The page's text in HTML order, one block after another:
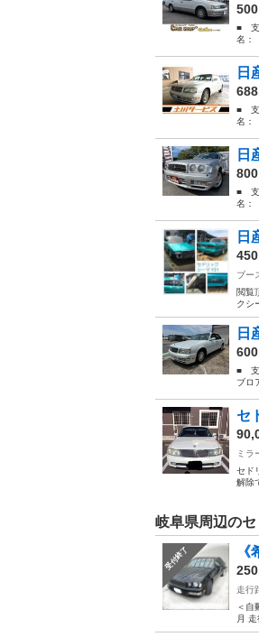
■ 支
名：
日
■ 支
名：
日
■ 支
名：
日
ブー
閲覧
クシ
日
■ 支
ブロ
セ
ミラ
セド
解除
岐阜県周辺の
受付終了
走行
＜自
月